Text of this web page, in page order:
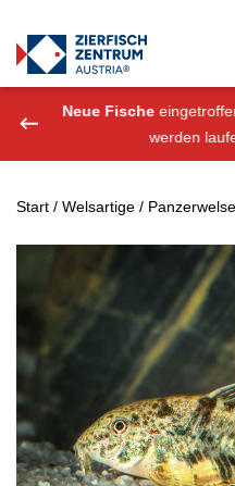
Zierfisch Aquarium
Neue Fische
werden
Start / Welsartige / Panzerwelse